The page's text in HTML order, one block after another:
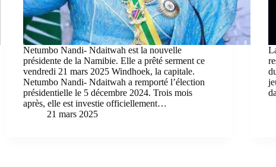
Netumbo Nandi- Ndaitwah est la nouvelle
présidente de la Namibie. Elle a prêté serment ce
vendredi 21 mars 2025 Windhoek, la capitale.
Netumbo Nandi- Ndaitwah a remporté l’élection
présidentielle le 5 décembre 2024. Trois mois
après, elle est investie officiellement…
21 mars 2025